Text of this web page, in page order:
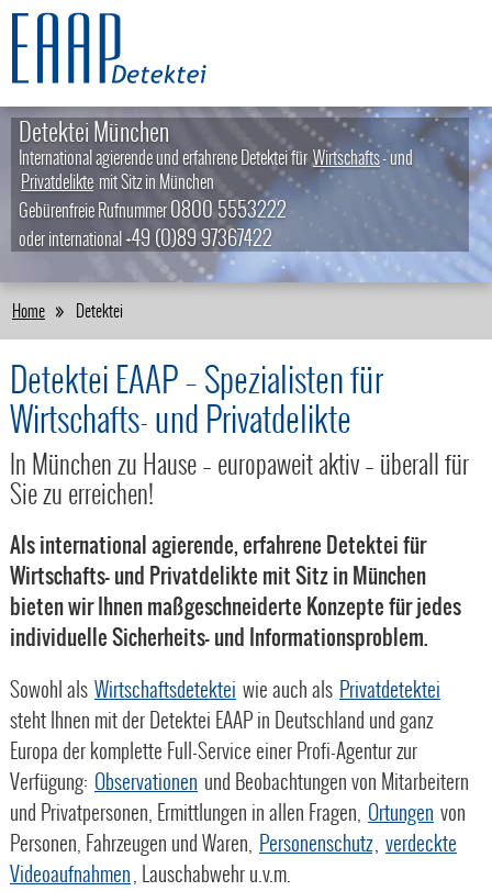
Detektei München
International agierende und erfahrene Detektei für Wirtschafts- und
Privatdelikte mit Sitz in München
Gebürenfreie Rufnummer0800 5553222
oder international+49 (0)89 97367422
Home Detektei
Detektei EAAP – Spezialisten für
Wirtschafts- und Privatdelikte
In München zu Hause – europaweit aktiv – überall für
Sie zu erreichen!
Als international agierende, erfahrene Detektei für
Wirtschafts- und Privatdelikte mit Sitz in München
bieten wir Ihnen maßgeschneiderte Konzepte für jedes
individuelle Sicherheits- und Informationsproblem.
Sowohl als Wirtschaftsdetektei wie auch als Privatdetektei
steht Ihnen mit der Detektei EAAP in Deutschland und ganz
Europa der komplette Full-Service einer Profi-Agentur zur
Verfügung: Observationen und Beobachtungen von Mitarbeitern
und Privatpersonen, Ermittlungen in allen Fragen, Ortungen von
Personen, Fahrzeugen und Waren, Personenschutz, verdeckte
Videoaufnahmen, Lauschabwehr u.v.m.